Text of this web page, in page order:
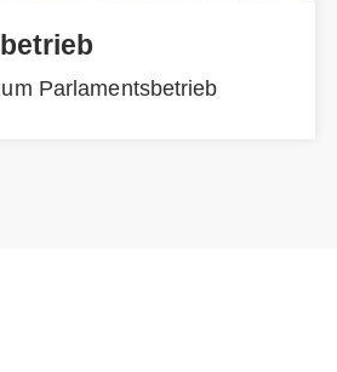
Parlamentsbetrieb